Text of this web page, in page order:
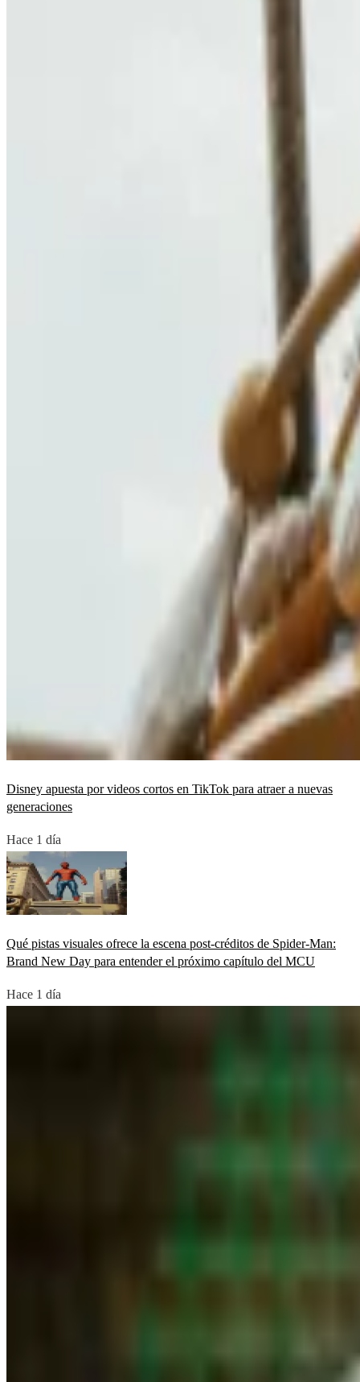
Disney apuesta por videos cortos en TikTok para atraer a nuevas
generaciones
Hace 1 día
Qué pistas visuales ofrece la escena post-créditos de Spider-Man:
Brand New Day para entender el próximo capítulo del MCU
Hace 1 día